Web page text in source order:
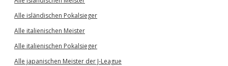
Alle isländischen Pokalsieger
Alle italienischen Meister
Alle italienischen Pokalsieger
Alle japanischen Meister der J-League